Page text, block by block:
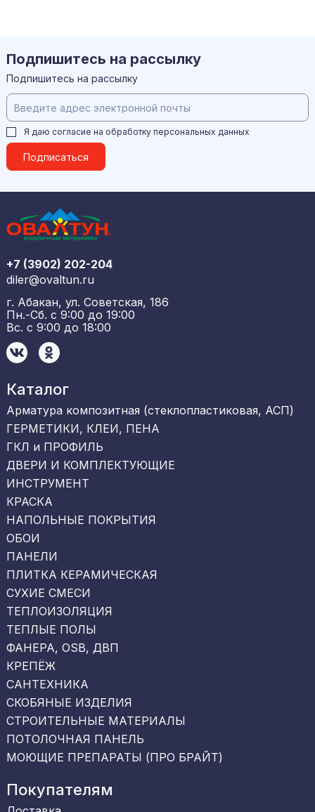
Подпишитесь на рассылку
Подпишитесь на рассылку
Я даю согласие на обработку персональных данных
Подписаться
Каталог
Арматура композитная (стеклопластиковая, АСП)
ГЕРМЕТИКИ, КЛЕИ, ПЕНА
ГКЛ и ПРОФИЛЬ
ДВЕРИ И КОМПЛЕКТУЮЩИЕ
ИНСТРУМЕНТ
КРАСКА
НАПОЛЬНЫЕ ПОКРЫТИЯ
ОБОИ
ПАНЕЛИ
ПЛИТКА КЕРАМИЧЕСКАЯ
СУХИЕ СМЕСИ
ТЕПЛОИЗОЛЯЦИЯ
ТЕПЛЫЕ ПОЛЫ
ФАНЕРА, OSB, ДВП
КРЕПЁЖ
САНТЕХНИКА
СКОБЯНЫЕ ИЗДЕЛИЯ
СТРОИТЕЛЬНЫЕ МАТЕРИАЛЫ
ПОТОЛОЧНАЯ ПАНЕЛЬ
МОЮЩИЕ ПРЕПАРАТЫ (ПРО БРАЙТ)
Покупателям
г. Абакан, ул. Советская, 186
Пн.-Сб. с 9:00 до 19:00
Вс. с 9:00 до 18:00
+7 (3902) 202-204
diler@ovaltun.ru